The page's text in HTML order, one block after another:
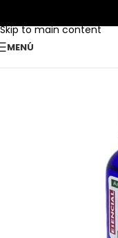
Skip to main content
MENÚ